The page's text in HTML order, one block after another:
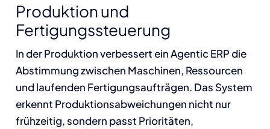
Produktion und
Fertigungssteuerung
In der Produktion verbessert ein Agentic ERP die
Abstimmung zwischen Maschinen, Ressourcen
und laufenden Fertigungsaufträgen. Das System
erkennt Produktionsabweichungen nicht nur
frühzeitig, sondern passt Prioritäten,